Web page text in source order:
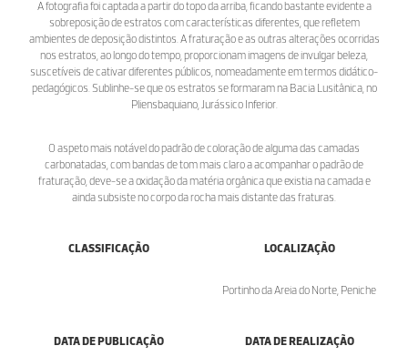
A fotografia foi captada a partir do topo da arriba, ficando bastante evidente a
sobreposição de estratos com características diferentes, que refletem
ambientes de deposição distintos. A fraturação e as outras alterações ocorridas
nos estratos, ao longo do tempo, proporcionam imagens de invulgar beleza,
suscetíveis de cativar diferentes públicos, nomeadamente em termos didático-
pedagógicos. Sublinhe-se que os estratos se formaram na Bacia Lusitânica, no
Pliensbaquiano, Jurássico Inferior.
O aspeto mais notável do padrão de coloração de alguma das camadas
carbonatadas, com bandas de tom mais claro a acompanhar o padrão de
fraturação, deve-se a oxidação da matéria orgânica que existia na camada e
ainda subsiste no corpo da rocha mais distante das fraturas.
CLASSIFICAÇÃO LOCALIZAÇÃO
Portinho da Areia do Norte, Peniche
DATA DE PUBLICAÇÃO DATA DE REALIZAÇÃO